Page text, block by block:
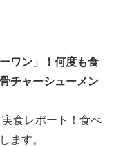
ワン」！何度も食
チャーシューメン
実食レポート！食べ
ます。